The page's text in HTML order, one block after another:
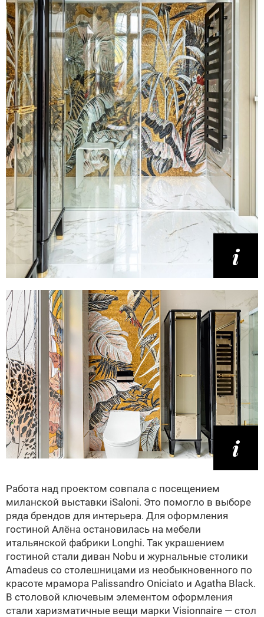
Работа над проектом совпала с посещением
миланской выставки iSaloni. Это помогло в выборе
ряда брендов для интерьера. Для оформления
гостиной Алёна остановилась на мебели
итальянской фабрики Longhi. Так украшением
гостиной стали диван Nobu и журнальные столики
Amadeus со столешницами из необыкновенного по
красоте мрамора Palissandro Oniciato и Agatha Black.
В столовой ключевым элементом оформления
стали харизматичные вещи марки Visionnaire — стол